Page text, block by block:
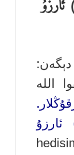
الله
ئارزۇ